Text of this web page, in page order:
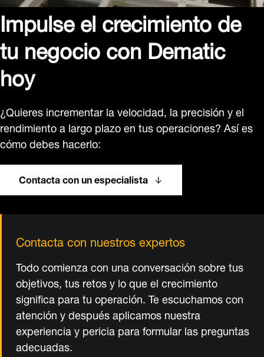
Impulse el crecimiento de
tu negocio con Dematic
hoy
¿Quieres incrementar la velocidad, la precisión y el
rendimiento a largo plazo en tus operaciones? Así es
cómo debes hacerlo:
Contacta con un especialista
Contacta con nuestros expertos
Todo comienza con una conversación sobre tus
objetivos, tus retos y lo que el crecimiento
significa para tu operación. Te escuchamos con
atención y después aplicamos nuestra
experiencia y pericia para formular las preguntas
adecuadas.